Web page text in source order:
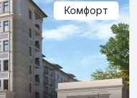
Комфорт